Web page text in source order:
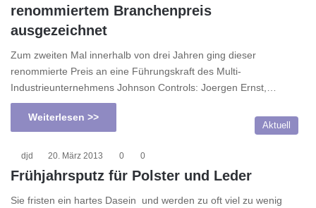
renommiertem Branchenpreis
ausgezeichnet
Zum zweiten Mal innerhalb von drei Jahren ging dieser
renommierte Preis an eine Führungskraft des Multi-
Industrieunternehmens Johnson Controls: Joergen Ernst,…
Weiterlesen >>
Aktuell
djd 20. März 2013 0 0
Frühjahrsputz für Polster und Leder
Sie fristen ein hartes Dasein  und werden zu oft viel zu wenig